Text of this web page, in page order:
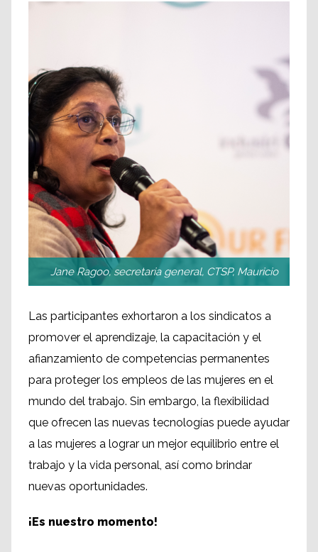
Jane Ragoo, secretaria general, CTSP, Mauricio
Las participantes exhortaron a los sindicatos a
promover el aprendizaje, la capacitación y el
afianzamiento de competencias permanentes
para proteger los empleos de las mujeres en el
mundo del trabajo. Sin embargo, la flexibilidad
que ofrecen las nuevas tecnologías puede ayudar
a las mujeres a lograr un mejor equilibrio entre el
trabajo y la vida personal, así como brindar
nuevas oportunidades.
¡Es nuestro momento!